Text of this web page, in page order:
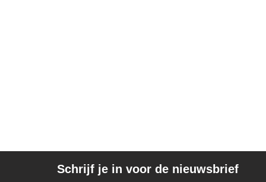
Schrijf je in voor de nieuwsbrief